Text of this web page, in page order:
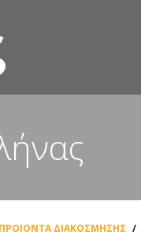
ΠΡΟΙΟΝΤΑ ΔΙΑΚΟΣΜΗΣΗΣ /